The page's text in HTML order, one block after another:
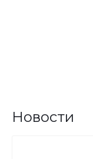
Новости